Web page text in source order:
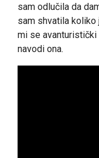
sam odlučila da
sam shvatila koliko
mi se avanturistički
navodi ona.